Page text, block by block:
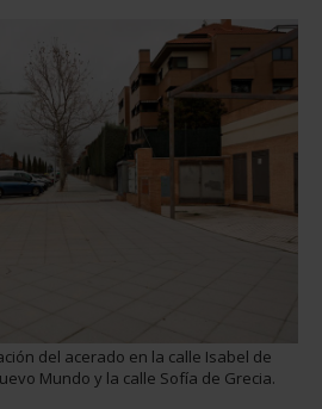
del acerado en la calle Isabel de
Mundo y la calle Sofía de Grecia.